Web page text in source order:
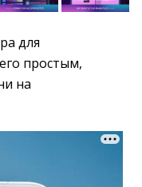
для
простым,
на